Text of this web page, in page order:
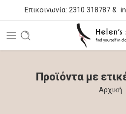
Επικοινωνία: 2310 318787 &
Προϊόντα με
Αρχική